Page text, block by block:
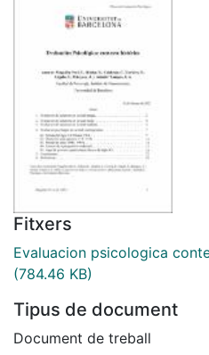
Fitxers
Evaluacion psicologica
(784.46 KB)
Tipus de document
Document de treball